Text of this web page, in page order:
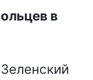
в